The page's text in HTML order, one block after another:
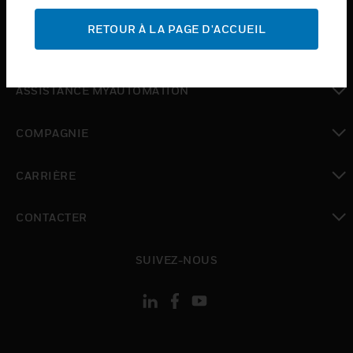
ASSISTANCE
OÙ ACHETER
ASSISTANCE MYAUTOMATION
COMPAGNIE
CARRIÈRE
CONTACTER
SUIVEZ-NOUS
RETOUR À LA PAGE D'ACCUEIL